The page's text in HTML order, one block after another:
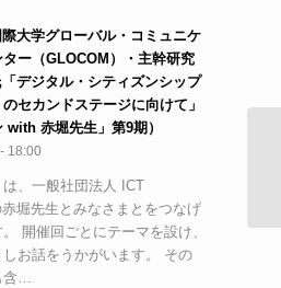
際大学グローバル・コミュニケ
ー（GLOCOM）・主幹研究
デジタル・シティズンシップ
のセカンドステージに向けて」
with 赤堀先生」第9期）
18:00
は、一般社団法人 ICT
堀先生とみなさまとをつなげ
開催回ごとにテーマを設け、
お話をうかがいます。 その
含…